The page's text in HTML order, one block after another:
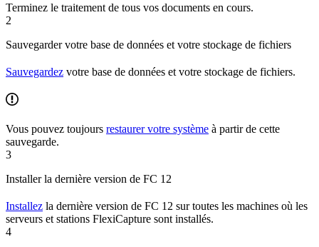
Terminez le traitement de tous vos documents en cours.
2
Sauvegarder votre base de données et votre stockage de fichiers
Sauvegardez votre base de données et votre stockage de fichiers.
Vous pouvez toujours restaurer votre système à partir de cette
sauvegarde.
3
Installer la dernière version de FC 12
Installez la dernière version de FC 12 sur toutes les machines où les
serveurs et stations FlexiCapture sont installés.
4